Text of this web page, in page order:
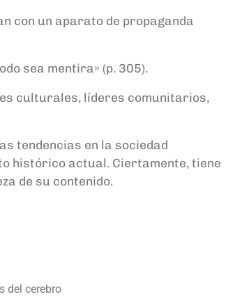
con un aparato de propaganda
sea mentira» (p. 305).
culturales, líderes comunitarios,
tendencias en la sociedad
histórico actual. Ciertamente, tiene
de su contenido.
del cerebro